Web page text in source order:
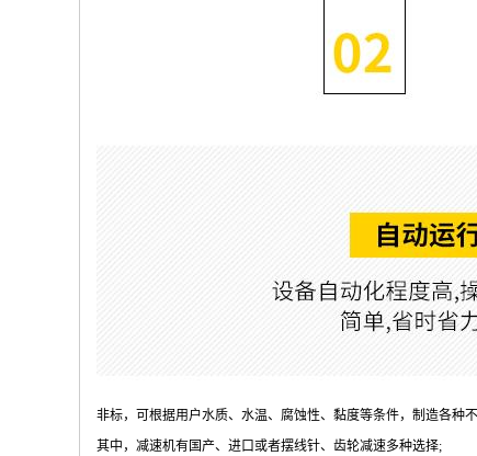
非标，可根据用户水质、水温、腐蚀性、黏度等条件，制造各种
其中，减速机有国产、进口或者摆线针、齿轮减速多种选择;